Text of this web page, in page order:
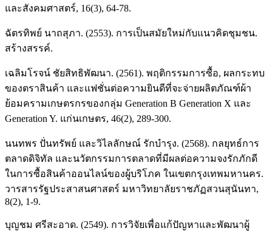
และสังคมศาสตร์, 16(3), 64-78.
ฉัตรทิพย์ นาถสุภา. (2553). การเป็นสมัยใหม่กับแนวคิดชุมชน.
สร้างสรรค์.
เฉลิมโรจน์ ชัยสิทธิพัฒนา. (2561). พฤติกรรมการซื้อ, ผลกระทบ
ของตราสินค้า และแฟชั่นต่อความยินดีที่จะจ่ายผลิตภัณฑ์ผ้า
ย้อมครามเกษตรกรของกลุ่ม Generation B Generation X และ
Generation Y. แก่นเกษตร, 46(2), 289-300.
นนทพร ปั่นทรัพย์ และวิไลลักษณ์ รักบำรุง. (2568). กลยุทธ์การ
ตลาดดิจิทัล และนวัตกรรมการตลาดที่มีผลต่อความจงรักภักดี
ในการซื้อสินค้าออนไลน์ของผู้บริโภค ในเขตกรุงเทพมหานคร.
วารสารรัฐประสาสนศาสตร์ มหาวิทยาลัยราชภัฏสวนสุนันทา,
8(2), 1-9.
บุญชม ศรีสะอาด. (2549). การวิจัยเพื่อแก้ปัญหาและพัฒนาผู้